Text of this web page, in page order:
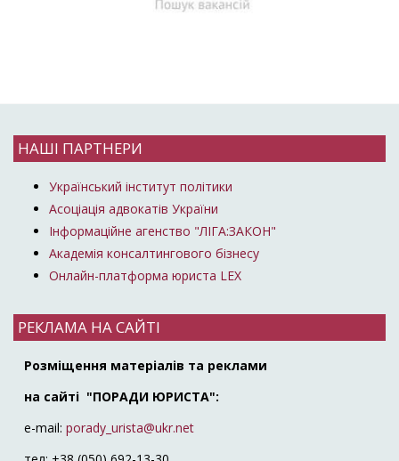
НАШІ ПАРТНЕРИ
Український інститут політики
Асоціація адвокатів України
Інформаційне агенство "ЛІГА:ЗАКОН"
Академія консалтингового бізнесу
Онлайн-платформа юриста LEX
РЕКЛАМА НА САЙТІ
Розміщення матеріалів та реклами
на сайті "ПОРАДИ ЮРИСТА":
e-mail: porady_urista@ukr.net